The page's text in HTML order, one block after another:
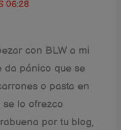
06:28
con BLW a mi
da pánico que se
o pasta en
se lo ofrezco
por tu blog,